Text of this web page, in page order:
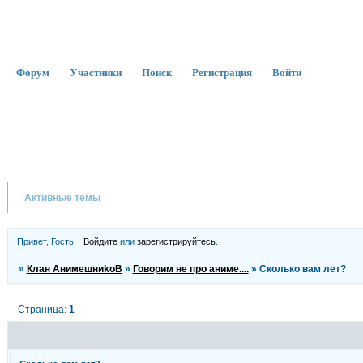
Форум Участники Поиск Регистрация Войти
Активные темы
Привет, Гость! Войдитеили зарегистрируйтесь.
» Клан АнимешниkоВ » Говорим не про аниме.... » Сколько вам лет?
Страница: 1